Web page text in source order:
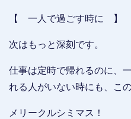
【 一人で過ごす時に 】
次はもっと深刻です。
仕事は定時で帰れるのに、
れる人がいない時にも、こ
メリークルシミマス！